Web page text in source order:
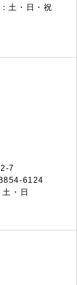
土・日・祝
7
6124
・日